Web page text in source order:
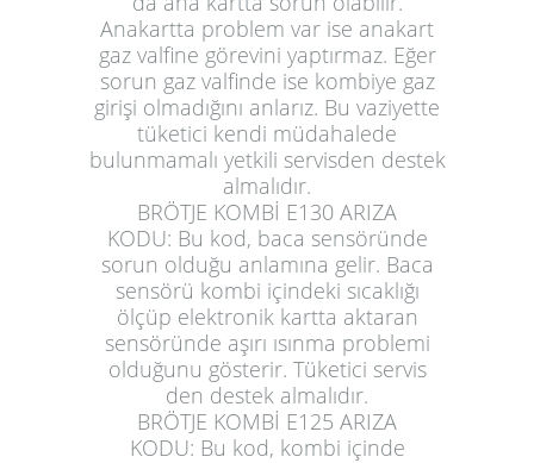
Anakartta problem var ise anakart
gaz valfine görevini yaptırmaz. Eğer
sorun gaz valfinde ise kombiye gaz
girişi olmadığını anlarız. Bu vaziyette
tüketici kendi müdahalede
bulunmamalı yetkili servisden destek
almalıdır.
BRÖTJE KOMBİ E130 ARIZA
KODU: Bu kod, baca sensöründe
sorun olduğu anlamına gelir. Baca
sensörü kombi içindeki sıcaklığı
ölçüp elektronik kartta aktaran
sensöründe aşırı ısınma problemi
olduğunu gösterir. Tüketici servis
den destek almalıdır.
BRÖTJE KOMBİ E125 ARIZA
KODU: Bu kod, kombi içinde